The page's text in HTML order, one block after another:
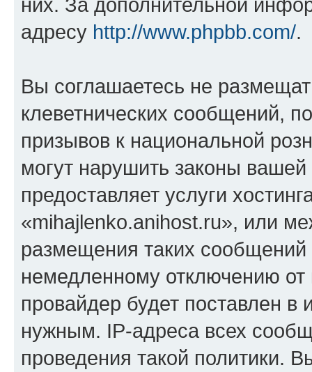
адресу http://www.phpbb.com/.
Вы соглашаетесь не
клеветнических сообщений,
призывов к национальной
могут нарушить законы
предоставляет услуги
«mihajlenko.anihost.ru», или
размещения таких
немедленному отключению
провайдер будет поставлен в
нужным. IP-адреса всех
проведения такой политики.